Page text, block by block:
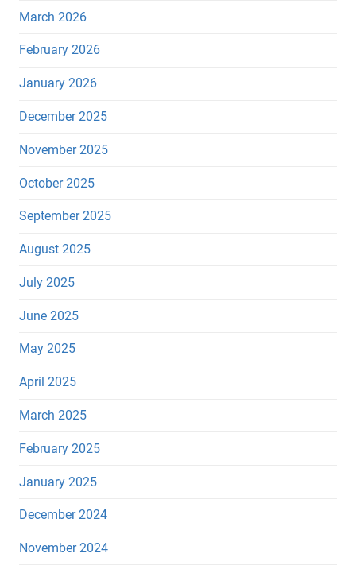
March 2026
February 2026
January 2026
December 2025
November 2025
October 2025
September 2025
August 2025
July 2025
June 2025
May 2025
April 2025
March 2025
February 2025
January 2025
December 2024
November 2024